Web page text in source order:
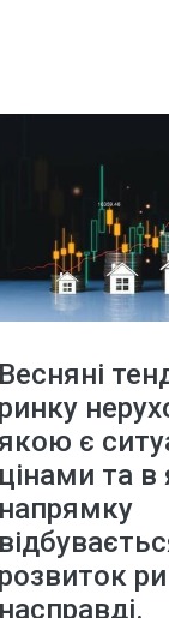
Весняні
ринку
якою є
цінами та
напрямку
розвиток
насправді.